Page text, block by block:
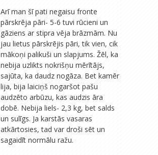
Arī man šī pati negaisu fronte
pārskrēja pāri- 5-6 tuvi rūcieni un
gāziens ar stipra vēja brāzmām. Nu
jau lietus pārskrējis pāri, tik vien, cik
mākoņi palikuši un slapjums. Žēl, ka
nebija uzlikts nokrišņu mērītājs,
sajūta, ka daudz nogāza. Bet kamēr
lija, bija laiciņš nogaršot pašu
audzēto arbūzu, kas audzis āra
dobē. Nebija liels- 2,3 kg, bet salds
un sulīgs. Ja karstās vasaras
atkārtosies, tad var droši sēt un
sagaidīt normālu ražu.